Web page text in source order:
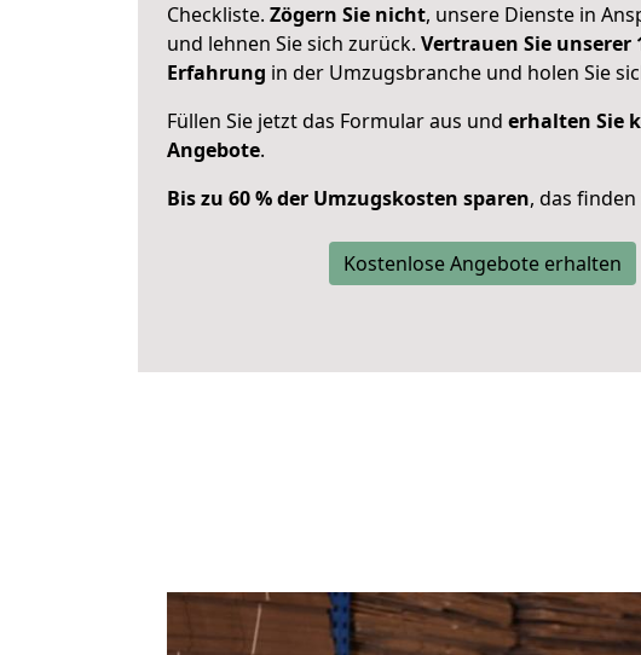
Checkliste. Zögern Sie nicht, unsere Dienste in
und lehnen Sie sich zurück. Vertrauen Sie unserer
Erfahrung in der Umzugsbranche und holen Sie
Füllen Sie jetzt das Formular aus und erhalten Sie
Angebote.
Bis zu 60 % der Umzugskosten sparen, das
Kostenlose Angebote erhalten